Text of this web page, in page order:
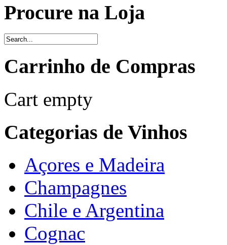
Procure na Loja
Carrinho de Compras
Cart empty
Categorias de Vinhos
Açores e Madeira
Champagnes
Chile e Argentina
Cognac